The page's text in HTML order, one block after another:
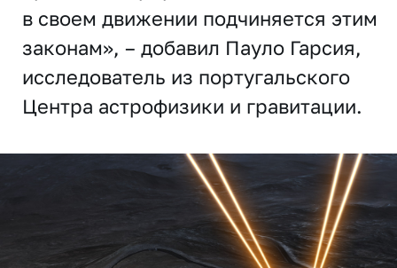
в своем движении подчиняется этим
законам», – добавил Пауло Гарсия,
исследователь из португальского
Центра астрофизики и гравитации.